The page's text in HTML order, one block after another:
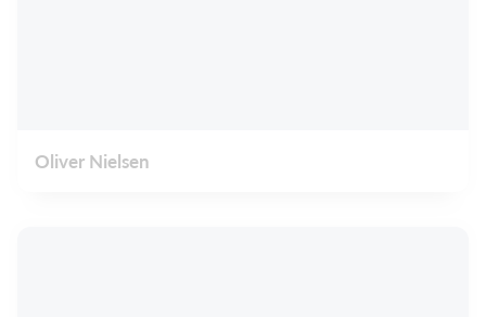
Oliver Nielsen